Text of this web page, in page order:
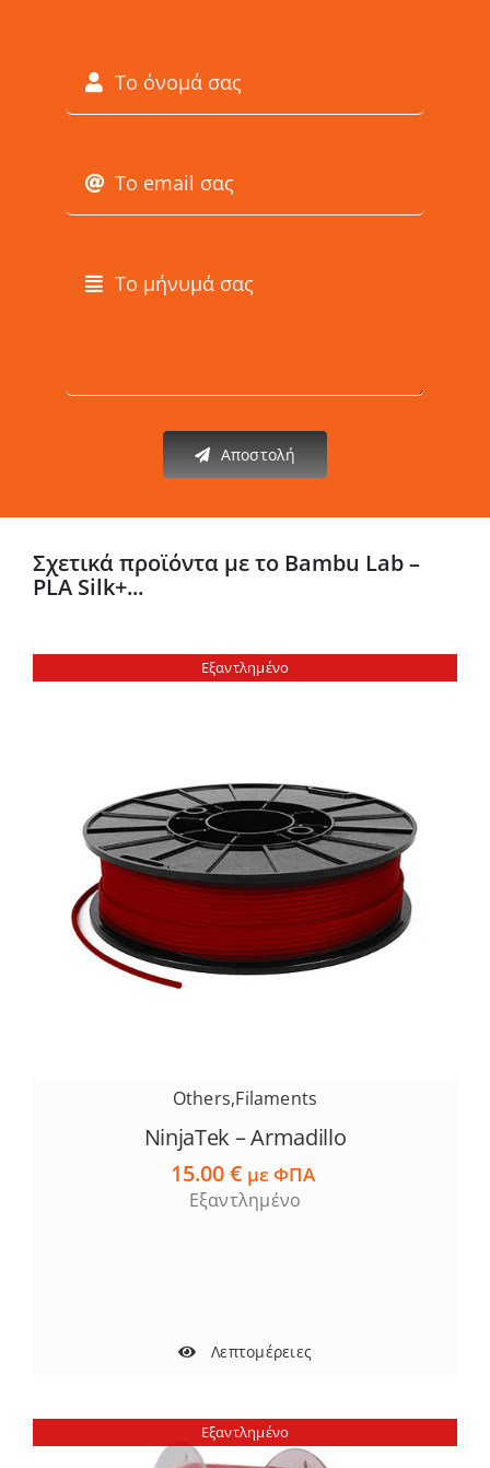
Αποστολή
Σχετικά προϊόντα με το Bambu Lab –
PLA Silk+...
Εξαντλημένο
Others,Filaments
NinjaTek – Armadillo
15.00€ με ΦΠΑ
Εξαντλημένο
Λεπτομέρειες
Εξαντλημένο